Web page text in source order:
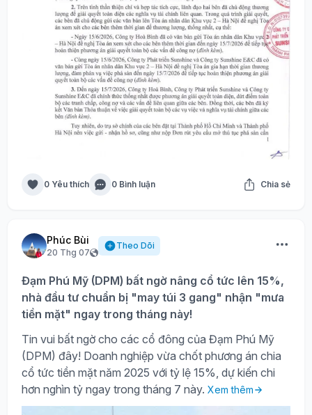
0 Yêu thích 0 Bình luận Chia sẻ
Phúc Bùi
20 Thg 07
Theo Dõi
Đạm Phú Mỹ (DPM) bất ngờ nâng cổ tức lên 15%,
nhà đầu tư chuẩn bị "may túi 3 gang" nhận "mưa
tiền mặt" ngay trong tháng này!
Tin vui bất ngờ cho các cổ đông của Đạm Phú Mỹ
(DPM) đây! Doanh nghiệp vừa chốt phương án chia
cổ tức tiền mặt năm 2025 với tỷ lệ 15%, dự kiến chi
hơn nghìn tỷ ngay trong tháng 7 này. Xem thêm